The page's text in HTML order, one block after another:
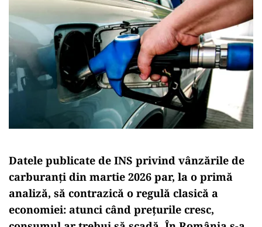
Datele publicate de INS privind vânzările de
carburanți din martie 2026 par, la o primă
analiză, să contrazică o regulă clasică a
economiei: atunci când prețurile cresc,